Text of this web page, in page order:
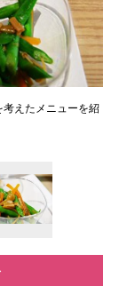
えたメニューを紹